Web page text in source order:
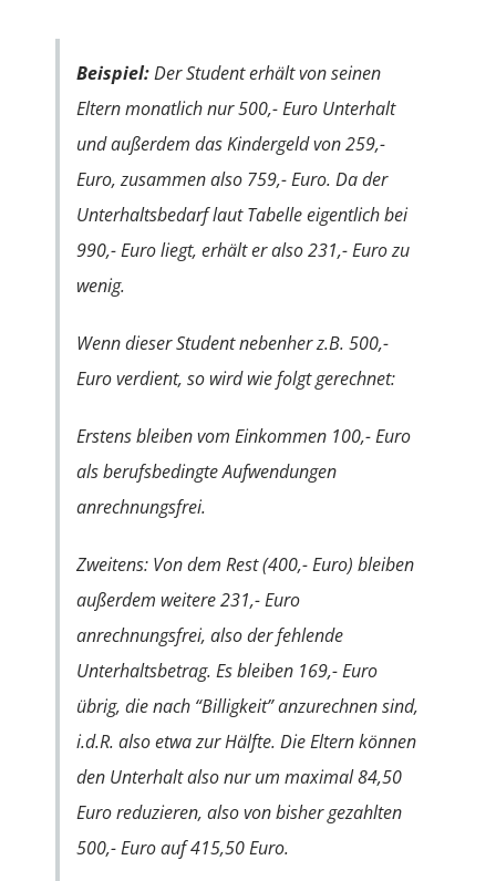
Beispiel:Der Student erhält von seinen
Eltern monatlich nur 500,- Euro Unterhalt
und außerdem das Kindergeld von 259,-
Euro, zusammen also 759,- Euro. Da der
Unterhaltsbedarf laut Tabelle eigentlich bei
990,- Euro liegt, erhält er also 231,- Euro zu
wenig.
Wenn dieser Student nebenher z.B. 500,-
Euro verdient, so wird wie folgt gerechnet:
Erstens bleiben vom Einkommen 100,- Euro
als berufsbedingte Aufwendungen
anrechnungsfrei.
Zweitens: Von dem Rest (400,- Euro) bleiben
außerdem weitere 231,- Euro
anrechnungsfrei, also der fehlende
Unterhaltsbetrag. Es bleiben 169,- Euro
übrig, die nach “Billigkeit” anzurechnen sind,
i.d.R. also etwa zur Hälfte. Die Eltern können
den Unterhalt also nur um maximal 84,50
Euro reduzieren, also von bisher gezahlten
500,- Euro auf 415,50 Euro.